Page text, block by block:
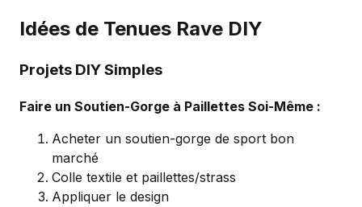
Idées de Tenues Rave DIY
Projets DIY Simples
Faire un Soutien-Gorge à Paillettes Soi-Même :
Acheter un soutien-gorge de sport bon
marché
Colle textile et paillettes/strass
Appliquer le design